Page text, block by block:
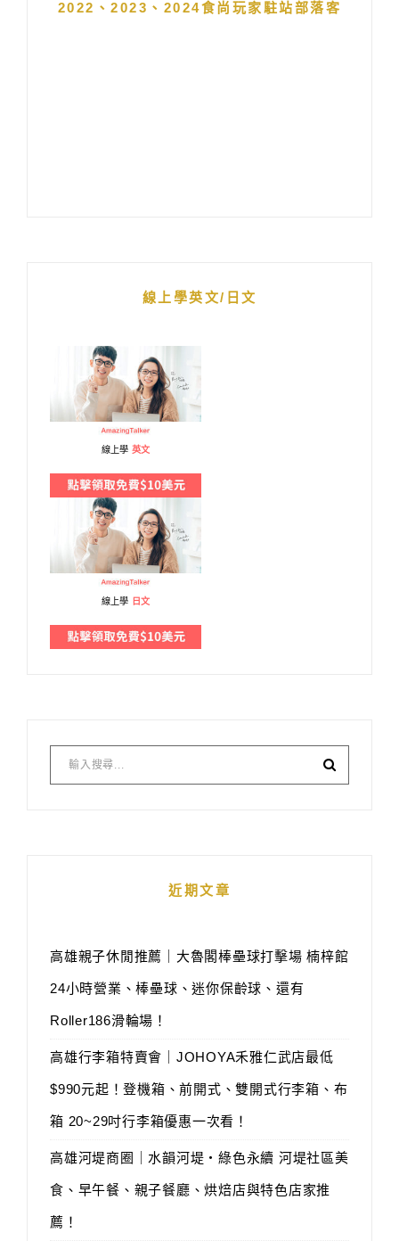
2022、2023、2024食尚玩家駐站部落客
線上學英文/日文
線上學 英文
線上學 日文
近期文章
高雄親子休閒推薦｜大魯閣棒壘球打擊場 楠梓館
24小時營業、棒壘球、迷你保齡球、還有
Roller186滑輪場！
高雄行李箱特賣會｜JOHOYA禾雅仁武店最低
$990元起！登機箱、前開式、雙開式行李箱、布
箱 20~29吋行李箱優惠一次看！
高雄河堤商圈｜水韻河堤‧綠色永續 河堤社區美
食、早午餐、親子餐廳、烘焙店與特色店家推
薦！